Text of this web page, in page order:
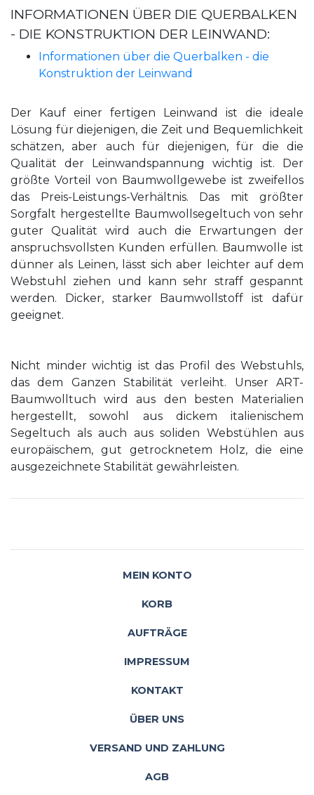
INFORMATIONEN ÜBER DIE QUERBALKEN
- DIE KONSTRUKTION DER LEINWAND:
Informationen über die Querbalken - die
Konstruktion der Leinwand
Der Kauf einer fertigen Leinwand ist die ideale
Lösung für diejenigen, die Zeit und Bequemlichkeit
schätzen, aber auch für diejenigen, für die die
Qualität der Leinwandspannung wichtig ist. Der
größte Vorteil von Baumwollgewebe ist zweifellos
das Preis-Leistungs-Verhältnis. Das mit größter
Sorgfalt hergestellte Baumwollsegeltuch von sehr
guter Qualität wird auch die Erwartungen der
anspruchsvollsten Kunden erfüllen. Baumwolle ist
dünner als Leinen, lässt sich aber leichter auf dem
Webstuhl ziehen und kann sehr straff gespannt
werden. Dicker, starker Baumwollstoff ist dafür
geeignet.
Nicht minder wichtig ist das Profil des Webstuhls,
das dem Ganzen Stabilität verleiht. Unser ART-
Baumwolltuch wird aus den besten Materialien
hergestellt, sowohl aus dickem italienischem
Segeltuch als auch aus soliden Webstühlen aus
europäischem, gut getrocknetem Holz, die eine
ausgezeichnete Stabilität gewährleisten.
MEIN KONTO
KORB
AUFTRÄGE
IMPRESSUM
KONTAKT
ÜBER UNS
VERSAND UND ZAHLUNG
AGB